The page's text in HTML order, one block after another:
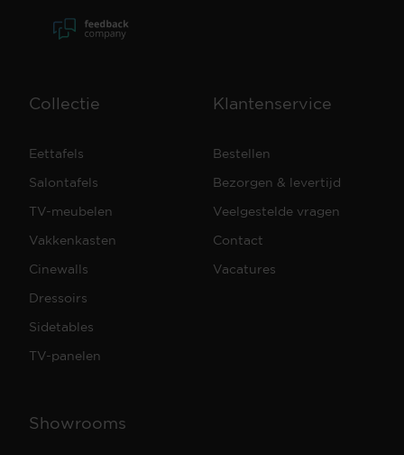
Collectie
Eettafels
Salontafels
TV-meubelen
Vakkenkasten
Cinewalls
Dressoirs
Sidetables
TV-panelen
Klantenservice
Bestellen
Bezorgen & levertijd
Veelgestelde vragen
Contact
Vacatures
Showrooms